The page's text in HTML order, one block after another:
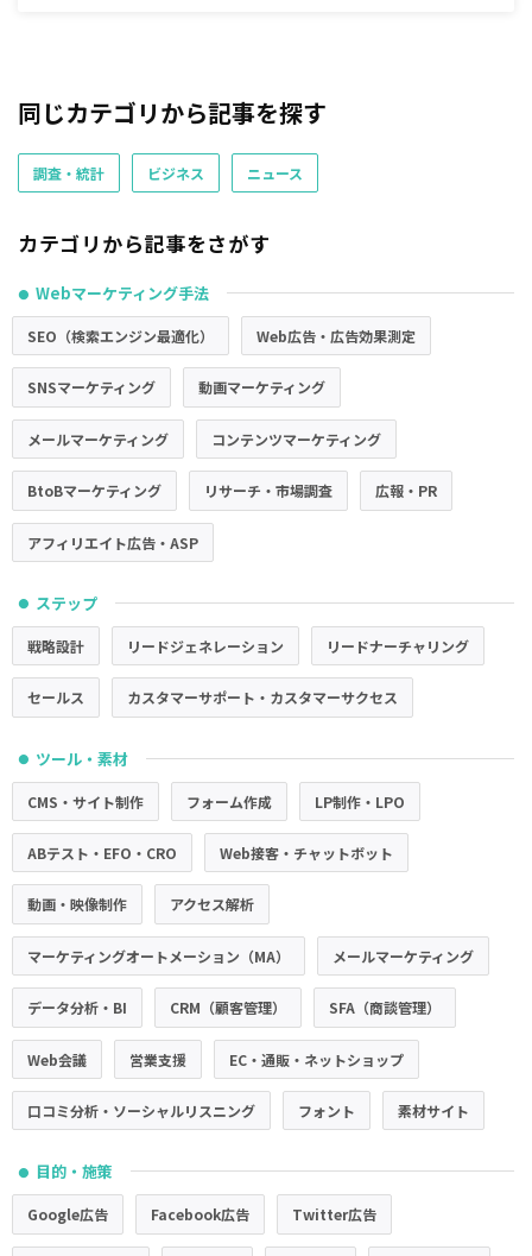
同じカテゴリから記事を探す
調査・統計 ビジネス ニュース
カテゴリから記事をさがす
● Webマーケティング手法
SEO（検索エンジン最適化） Web広告・広告効果測定
SNSマーケティング 動画マーケティング
メールマーケティング コンテンツマーケティング
BtoBマーケティング リサーチ・市場調査 広報・PR
アフィリエイト広告・ASP
● ステップ
戦略設計 リードジェネレーション リードナーチャリング
セールス カスタマーサポート・カスタマーサクセス
● ツール・素材
CMS・サイト制作 フォーム作成 LP制作・LPO
ABテスト・EFO・CRO Web接客・チャットボット
動画・映像制作 アクセス解析
マーケティングオートメーション（MA） メールマーケティング
データ分析・BI CRM（顧客管理） SFA（商談管理）
Web会議 営業支援 EC・通販・ネットショップ
口コミ分析・ソーシャルリスニング フォント 素材サイト
● 目的・施策
Google広告 Facebook広告 Twitter広告